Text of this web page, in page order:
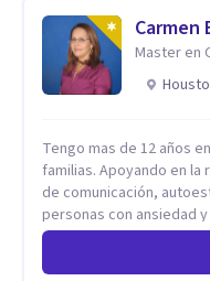
Carmen
Master en
Tengo mas de 12 años
familias. Apoyando en
de comunicación,
personas con ansiedad
conducta y